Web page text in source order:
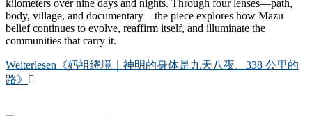
kilometers over nine days and nights. Through four lenses—path,
body, village, and documentary—the piece explores how Mazu
belief continues to evolve, reaffirm itself, and illuminate the
communities that carry it.
Weiterlesen 《妈祖绕境｜神明的身体是九天八夜、338 公里的
路》